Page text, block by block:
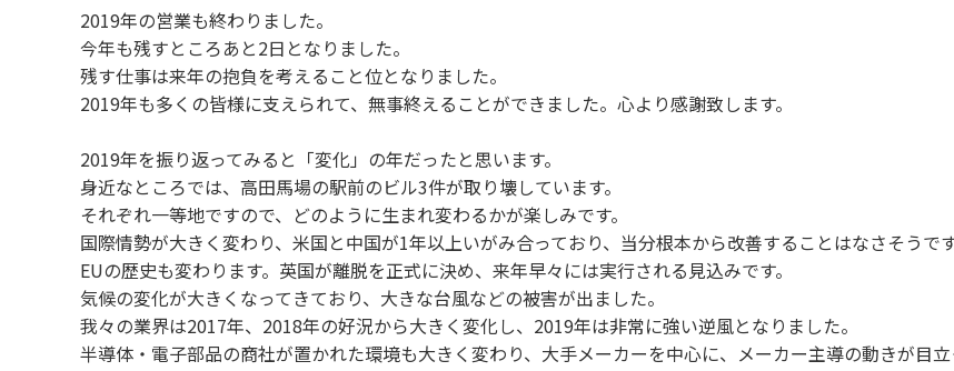
2019年の営業も終わりました。
今年も残すところあと2日となりました。
残す仕事は来年の抱負を考えること位となりました。
2019年も多くの皆様に支えられて、無事終えることができました。心より感謝致します。
2019年を振り返ってみると「変化」の年だったと思います。
身近なところでは、高田馬場の駅前のビル3件が取り壊しています。
それぞれ一等地ですので、どのように生まれ変わるかが楽しみです。
国際情勢が大きく変わり、米国と中国が1年以上いがみ合っており、当分根本から改善することはなさそうです
EUの歴史も変わります。英国が離脱を正式に決め、来年早々には実行される見込みです。
気候の変化が大きくなってきており、大きな台風などの被害が出ました。
我々の業界は2017年、2018年の好況から大きく変化し、2019年は非常に強い逆風となりました。
半導体・電子部品の商社が置かれた環境も大きく変わり、大手メーカーを中心に、メーカー主導の動きが目立